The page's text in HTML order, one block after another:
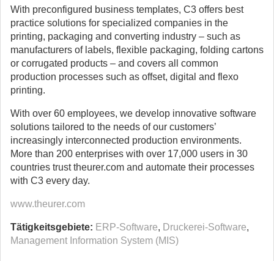
With preconfigured business templates, C3 offers best
practice solutions for specialized companies in the
printing, packaging and converting industry – such as
manufacturers of labels, flexible packaging, folding cartons
or corrugated products – and covers all common
production processes such as offset, digital and flexo
printing.
With over 60 employees, we develop innovative software
solutions tailored to the needs of our customers’
increasingly interconnected production environments.
More than 200 enterprises with over 17,000 users in 30
countries trust theurer.com and automate their processes
with C3 every day.
www.theurer.com
Tätigkeitsgebiete: ERP-Software, Druckerei-Software,
Management Information System (MIS)